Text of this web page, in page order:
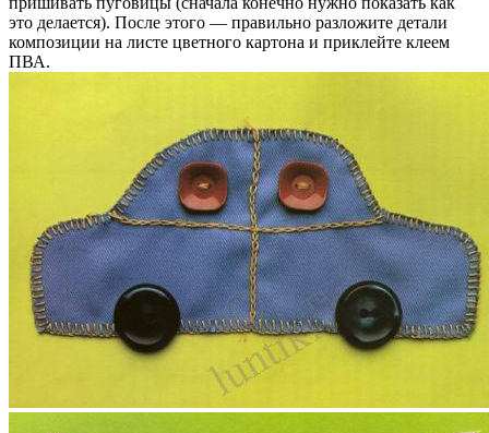
это делается). После этого — правильно разложите детали
композиции на листе цветного картона и приклейте клеем
ПВА.